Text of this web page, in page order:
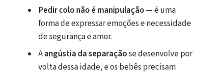
Pedir colo não é manipulação — é uma
forma de expressar emoções e necessidade
de segurança e amor.
Aangústia da separaçãose desenvolve por
volta dessa idade, e os bebês precisam